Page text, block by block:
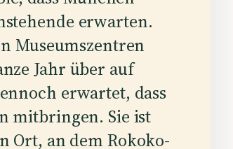
erwarten.
Museumszentren
Jahr über auf
erwartet, dass
mitbringen. Sie ist
Ort, an dem Rokoko-